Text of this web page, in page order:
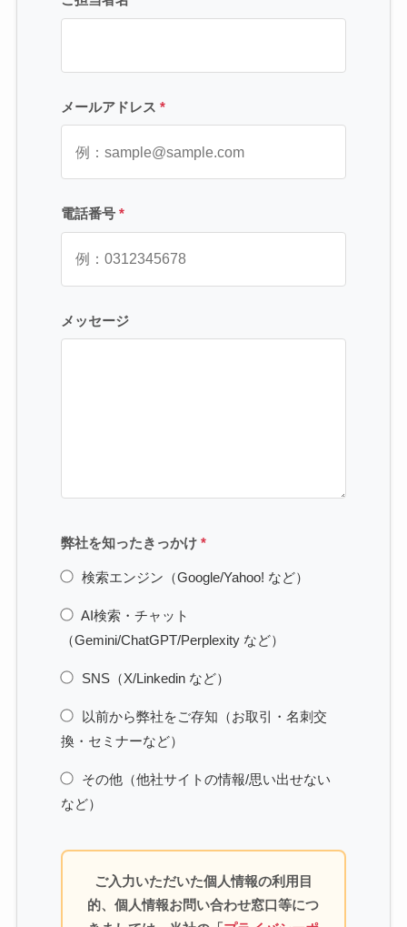
メールアドレス *
電話番号 *
メッセージ
弊社を知ったきっかけ *
検索エンジン（Google/Yahoo! など）
AI検索・チャット
（Gemini/ChatGPT/Perplexity など）
SNS（X/Linkedin など）
以前から弊社をご存知（お取引・名刺交
換・セミナーなど）
その他（他社サイトの情報/思い出せない
など）
ご入力いただいた個人情報の利用目
的、個人情報お問い合わせ窓口等につ